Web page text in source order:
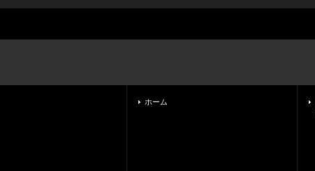
ホーム